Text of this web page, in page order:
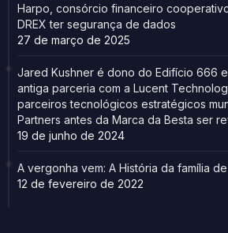
Harpo, consórcio financeiro
DREX ter segurança de dados
27 de março de 2025
Jared Kushner é dono do Edifício 666
antiga parceria com a Lucent
parceiros tecnológicos estratégicos
Partners antes da Marca da Besta ser
19 de junho de 2024
A vergonha vem: A História da família
12 de fevereiro de 2022